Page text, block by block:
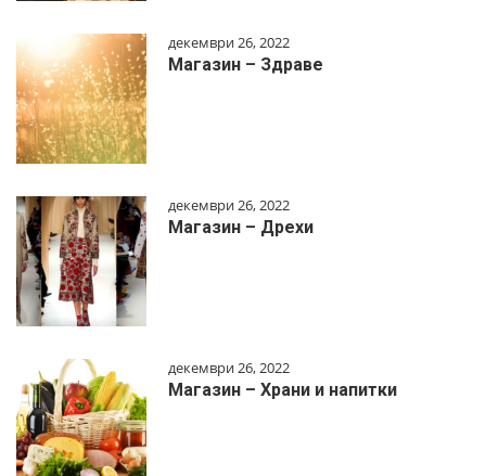
декември 26, 2022
Магазин – Здраве
декември 26, 2022
Магазин – Дрехи
декември 26, 2022
Магазин – Храни и напитки